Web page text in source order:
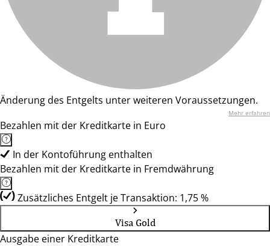
Änderung des Entgelts unter weiteren Voraussetzungen.
Mehr erfahren
Bezahlen mit der Kreditkarte in Euro
In der Kontoführung enthalten
Bezahlen mit der Kreditkarte in Fremdwährung
Zusätzliches Entgelt je Transaktion: 1,75 %
Visa Gold
Ausgabe einer Kreditkarte